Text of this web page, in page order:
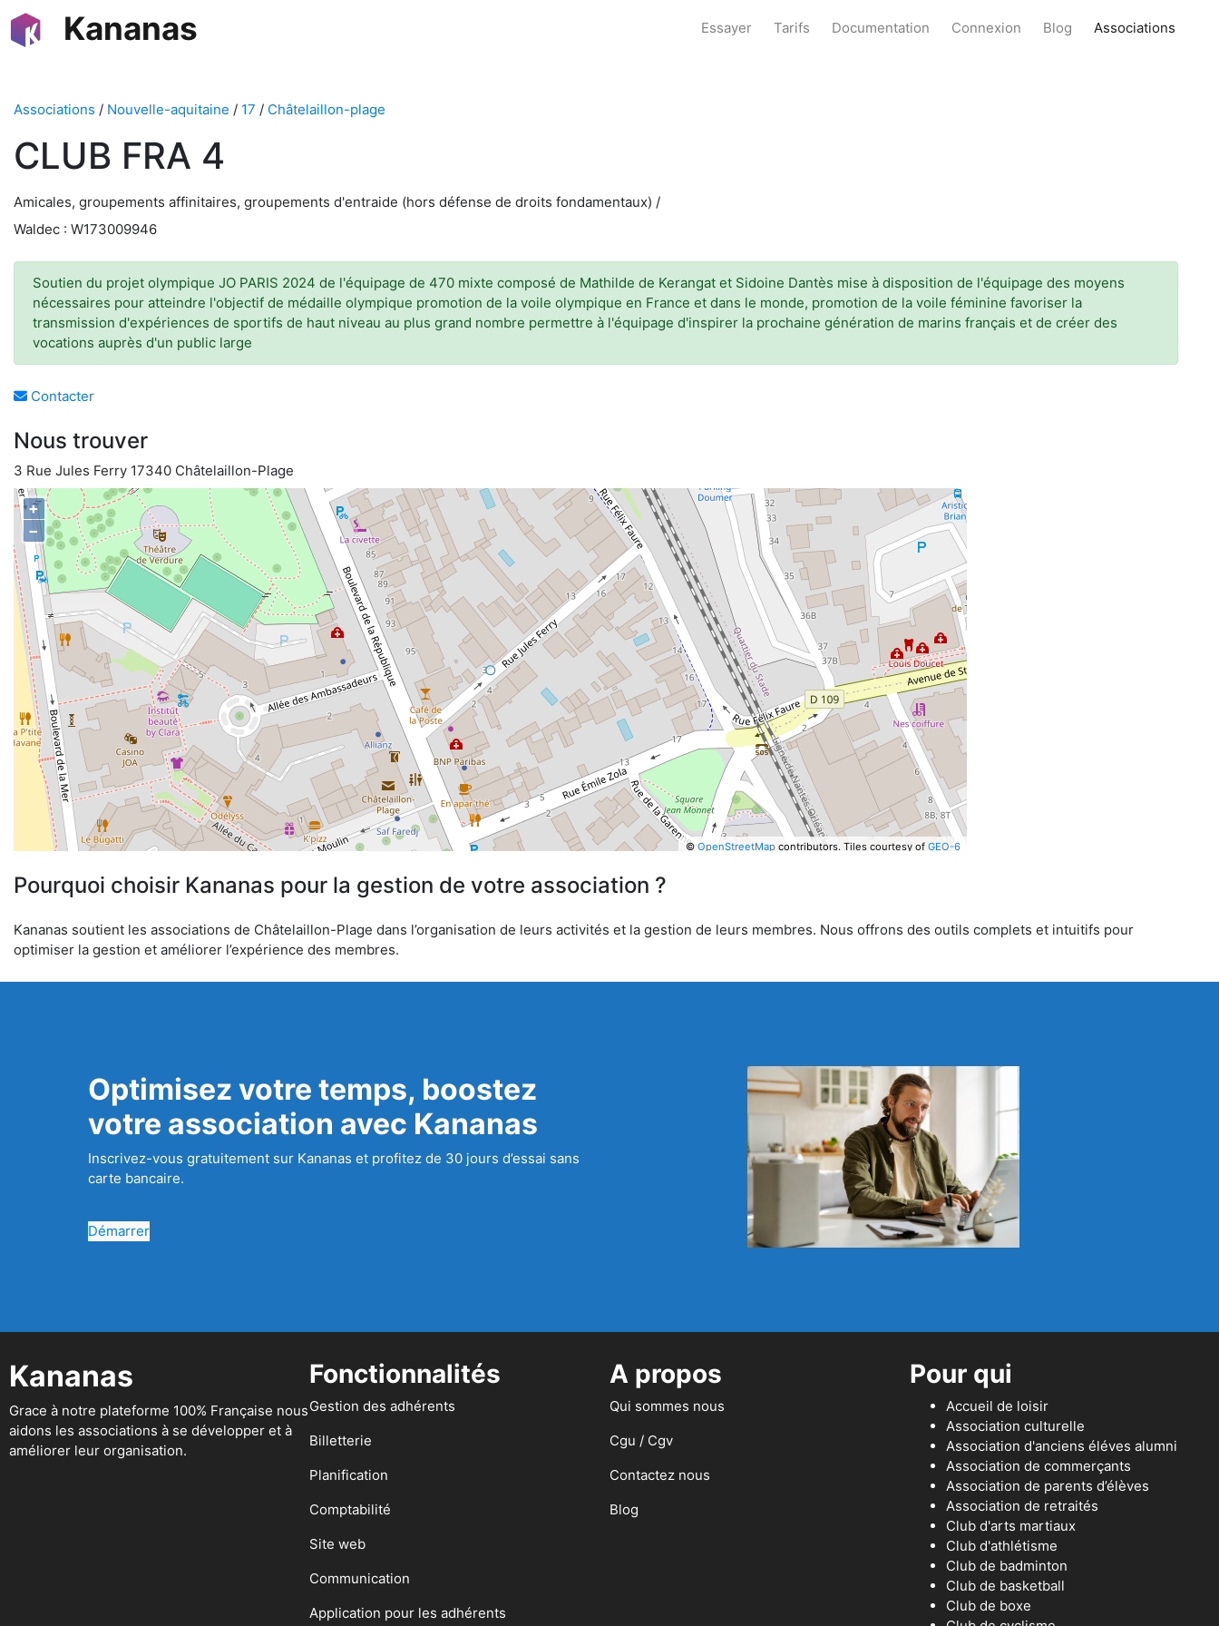
Kananas Essayer Tarifs Documentation Connexion Blog Associations
Associations / Nouvelle-aquitaine / 17 / Châtelaillon-plage
CLUB FRA 4
Amicales, groupements affinitaires, groupements d'entraide (hors défense de droits fondamentaux) /
Waldec : W173009946
Soutien du projet olympique JO PARIS 2024 de l'équipage de 470 mixte composé de Mathilde de Kerangat et Sidoine Dantès mise à disposition de l'équipage des moyens
nécessaires pour atteindre l'objectif de médaille olympique promotion de la voile olympique en France et dans le monde, promotion de la voile féminine favoriser la
transmission d'expériences de sportifs de haut niveau au plus grand nombre permettre à l'équipage d'inspirer la prochaine génération de marins français et de créer des
vocations auprès d'un public large
Contacter
Nous trouver
3 Rue Jules Ferry 17340 Châtelaillon-Plage
+
−
©OpenStreetMapcontributors. Tiles courtesy of GEO-6
Pourquoi choisir Kananas pour la gestion de votre association ?
Kananas soutient les associations de Châtelaillon-Plage dans l’organisation de leurs activités et la gestion de leurs membres. Nous offrons des outils complets et intuitifs pour
optimiser la gestion et améliorer l’expérience des membres.
Optimisez votre temps, boostez
votre association avec Kananas
Inscrivez-vous gratuitement sur Kananas et profitez de 30 jours d’essai sans
carte bancaire.
Démarrer
Kananas
Grace à notre plateforme 100% Française nous
aidons les associations à se développer et à
améliorer leur organisation.
Fonctionnalités
Gestion des adhérents
Billetterie
Planification
Comptabilité
Site web
Communication
Application pour les adhérents
A propos
Qui sommes nous
Cgu / Cgv
Contactez nous
Blog
Pour qui
Accueil de loisir
Association culturelle
Association d'anciens éléves alumni
Association de commerçants
Association de parents d’élèves
Association de retraités
Club d'arts martiaux
Club d'athlétisme
Club de badminton
Club de basketball
Club de boxe